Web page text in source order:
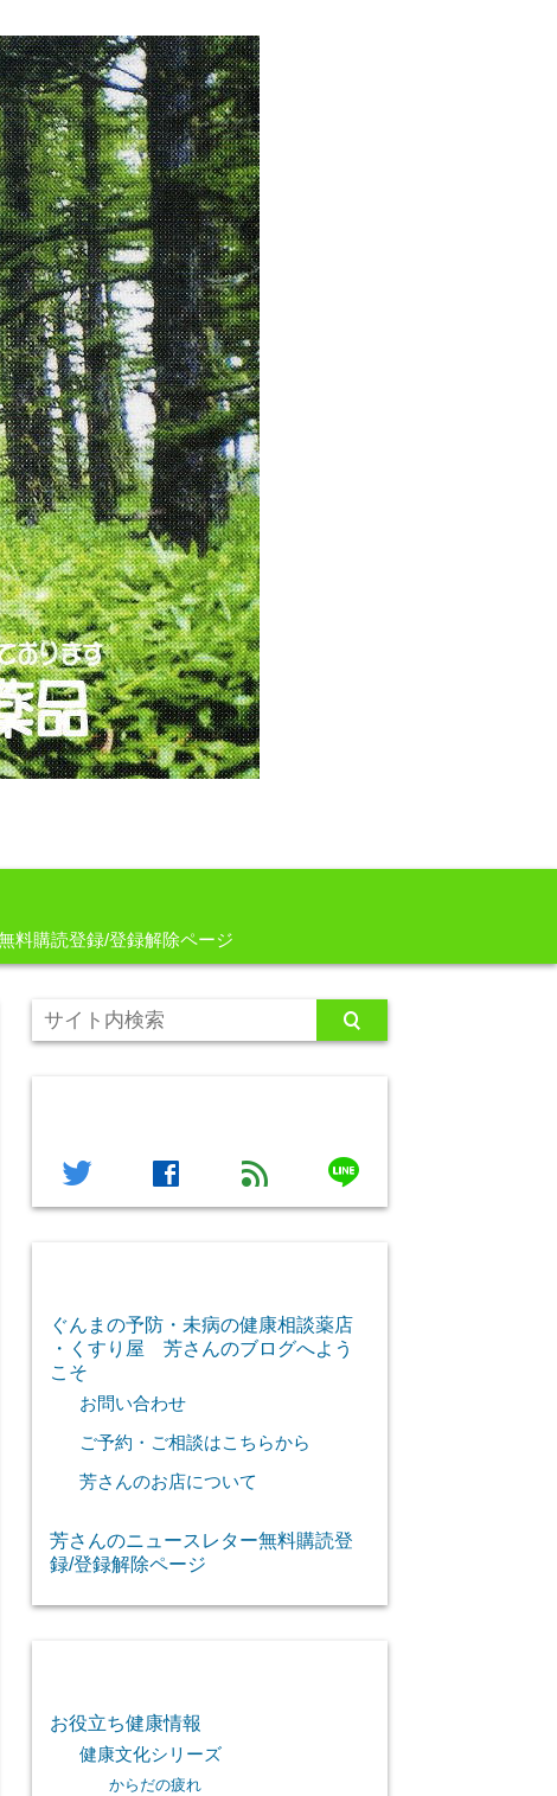
料購読登録/登録解除ページ
twitter facebook feed line
ぐんまの予防・未病の健康相談薬店
・くすり屋 芳さんのブログへよう
こそ
お問い合わせ
ご予約・ご相談はこちらから
芳さんのお店について
芳さんのニュースレター無料購読登
録/登録解除ページ
お役立ち健康情報
健康文化シリーズ
からだの疲れ